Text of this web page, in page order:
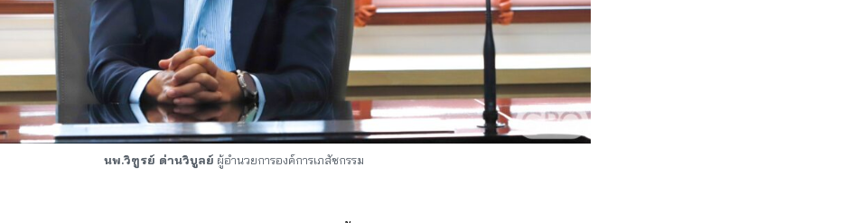
นพ.วิฑูรย์ ด่านวิบูลย์​ ผู้อำนวยการองค์การเภสัชกรรม